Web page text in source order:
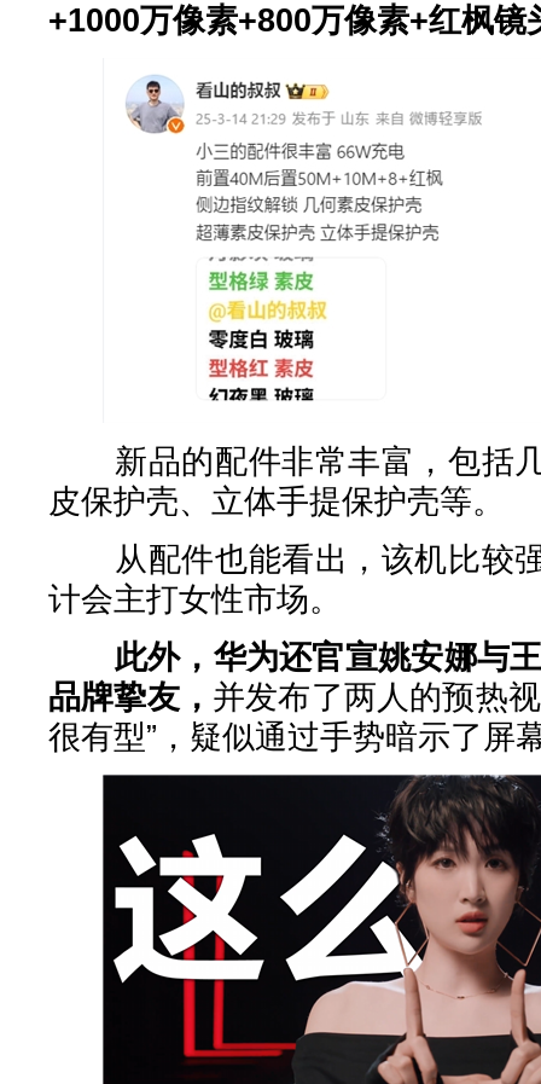
+1000万像素+800万像素+红枫镜
新品的配件非常丰富，包括
皮保护壳、立体手提保护壳等。
从配件也能看出，该机比较
计会主打女性市场。
此外，华为还官宣姚安娜与
品牌挚友， 并发布了两人的预热
很有型”，疑似通过手势暗示了屏